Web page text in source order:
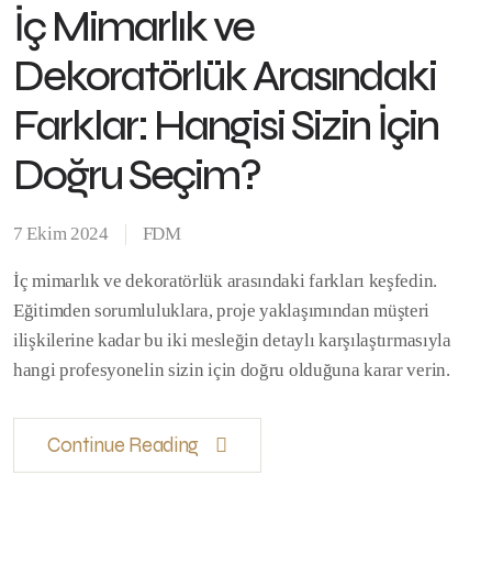
İç Mimarlık ve
Dekoratörlük Arasındaki
Farklar: Hangisi Sizin İçin
Doğru Seçim?
7 Ekim 2024 FDM
İç mimarlık ve dekoratörlük arasındaki farkları keşfedin.
Eğitimden sorumluluklara, proje yaklaşımından müşteri
ilişkilerine kadar bu iki mesleğin detaylı karşılaştırmasıyla
hangi profesyonelin sizin için doğru olduğuna karar verin.
Continue Reading